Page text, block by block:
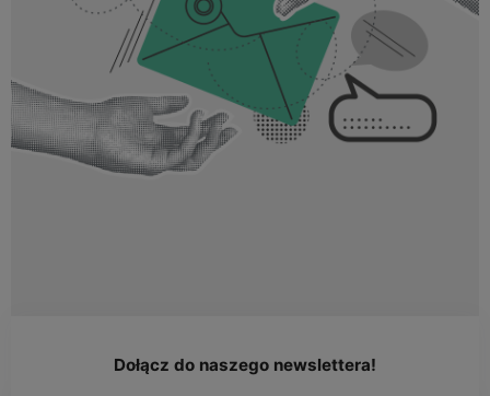
Dołącz do naszego newslettera!